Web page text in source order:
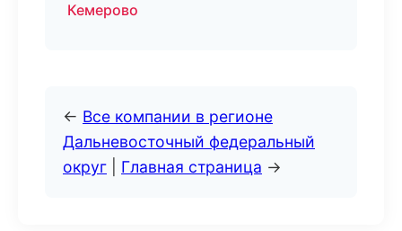
Кемерово
← Все компании в регионе
Дальневосточный федеральный
округ
Главная страница →